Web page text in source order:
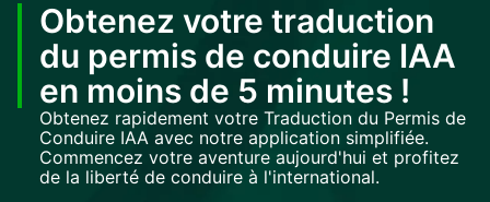
Obtenez votre traduction
du permis de conduire IAA
en moins de 5 minutes !
Obtenez rapidement votre Traduction du Permis de
Conduire IAA avec notre application simplifiée.
Commencez votre aventure aujourd'hui et profitez
de la liberté de conduire à l'international.